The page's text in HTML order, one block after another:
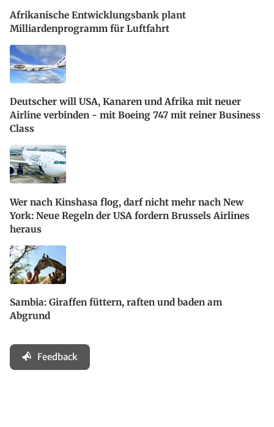
Afrikanische Entwicklungsbank plant
Milliardenprogramm für Luftfahrt
Deutscher will USA, Kanaren und Afrika mit neuer
Airline verbinden - mit Boeing 747 mit reiner Business
Class
Wer nach Kinshasa flog, darf nicht mehr nach New
York: Neue Regeln der USA fordern Brussels Airlines
heraus
Sambia: Giraffen füttern, raften und baden am
Abgrund
Feedback